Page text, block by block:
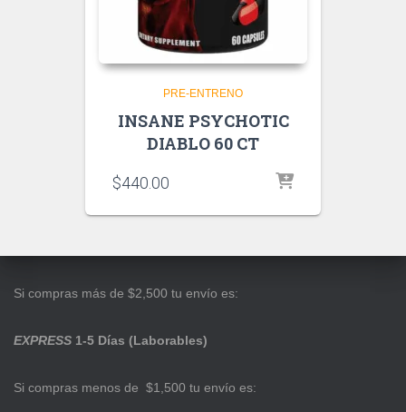
PRE-ENTRENO
INSANE PSYCHOTIC
DIABLO 60 CT
$440.00
Si compras más de $2,500 tu envío es:
EXPRESS 1-5 Días (Laborables)
Si compras menos de $1,500 tu envío es: